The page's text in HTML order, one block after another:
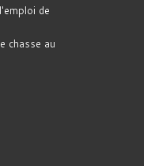
de
chasse au